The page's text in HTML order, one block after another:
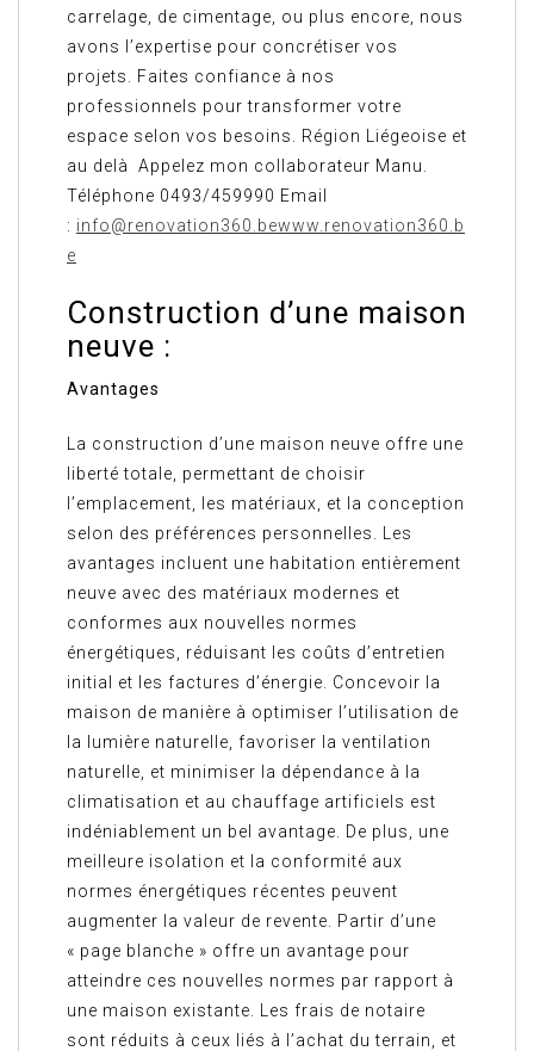
carrelage, de cimentage, ou plus encore, nous
avons l’expertise pour concrétiser vos
projets. Faites confiance à nos
professionnels pour transformer votre
espace selon vos besoins. Région Liégeoise et
au delà Appelez mon collaborateur Manu.
Téléphone 0493/459990 Email
: info@renovation360.bewww.renovation360.b
e
Construction d’une maison
neuve :
Avantages
La construction d’une maison neuve offre une
liberté totale, permettant de choisir
l’emplacement, les matériaux, et la conception
selon des préférences personnelles. Les
avantages incluent une habitation entièrement
neuve avec des matériaux modernes et
conformes aux nouvelles normes
énergétiques, réduisant les coûts d’entretien
initial et les factures d’énergie. Concevoir la
maison de manière à optimiser l’utilisation de
la lumière naturelle, favoriser la ventilation
naturelle, et minimiser la dépendance à la
climatisation et au chauffage artificiels est
indéniablement un bel avantage. De plus, une
meilleure isolation et la conformité aux
normes énergétiques récentes peuvent
augmenter la valeur de revente. Partir d’une
« page blanche » offre un avantage pour
atteindre ces nouvelles normes par rapport à
une maison existante. Les frais de notaire
sont réduits à ceux liés à l’achat du terrain, et